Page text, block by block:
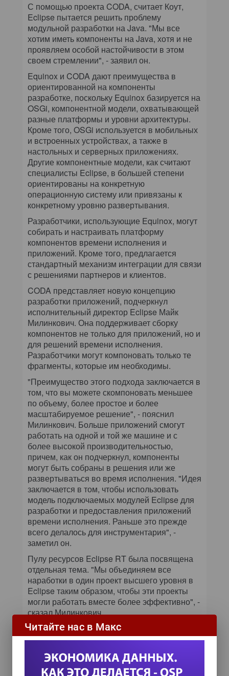
С помощью проекта CODA, считает Коут,
Eclipse пытается решить проблему
модульной разработки на Java. "Мы все
хотим иметь компоненты на Java, хотя и не
проявляем особой настойчивости в этом
своем стремлении", - заявил он.
Equinox и CODA дают преимущества в
ориентированной на компоненты
разработке, поскольку Equinox базируется на
OSGi, компонентной модели, охватывающей
разные платформы и уровни архитектуры.
Кроме того, OSGi используется в мобильных
и встроенных устройствах, а также в
настольных и серверных приложениях.
Другие компонентные модели, как считают
специалисты Eclipse, в большей степени
ориентированы на конкретную
операционную систему или привязаны к
конкретному уровню развертывания.
Разработчики, использующие Equinox, могут
собирать и настраивать платформу
компонентов времени исполнения и
приложений. Кроме того, предлагается
стандартный механизм интеграции для связи
с решениями партнеров и клиентов.
CODA представляет новую концепцию
разработки приложений, подчеркнул
исполнительный директор Eclipse Майк
Милинкович. Она поддерживает сборку
компонентов не только для приложений, но и
для решений времени исполнения.
Разработчики могут компоновать только те
фрагменты, которые им необходимы.
"Преимущество этого подхода заключается в
том, что вы можете скомпоновать меньшее
по объему, более простое и более
масштабируемое решение", - пояснил
Милинкович. Больше приложений смогут
работать на одной и той же машине и с
более высокой производительностью,
причем, как он подчеркнул, компоненты
могут быть собраны в решения или же
развертываться во время исполнения. "Идея
заключается в том, чтобы использовать
модель подключаемых модулей Eclipse для
разработки и предоставления приложений
времени исполнения. Раньше это прежде
всего делалось для инструментария", -
заметил он.
Пулу ресурсов Eclipse RT была посвящена
отдельная тема. "Мы объединяем все
наработки в один проект высшего уровня в
Eclipse таким образом, чтобы эти проекты
могли работать вместе более эффективно", -
сказал Милинкович.
Кроме того, во время конференции
EclipseCon компания Microsoft, которую
анонсировала соглашение о совместной
работе с этой организацией. С этим анонсом
Читайте нас в Макс